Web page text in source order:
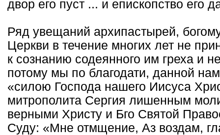
двор его пуст ... и епископство его
Ряд увещаний архипастырей,
Церкви в течение многих лет не
к сознанию содеянного им греха и
потому мы по благодати, данной
«силою Господа нашего Иисуса
митрополита Сергия лишенным
верными Христу и Бго Святой
Суду: «Мне отмщение, Аз воздам,